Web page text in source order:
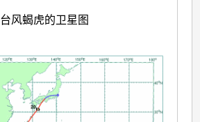
台风蝎虎的卫星图